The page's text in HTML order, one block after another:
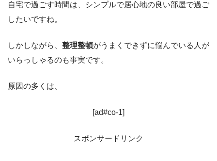
自宅で過ごす時間は、シンプルで居心地の良い部屋で過ご
したいですね。
しかしながら、 整理整頓がうまくできずに悩んでいる人が
いらっしゃるのも事実です。
原因の多くは、
[ad#co-1]
スポンサードリンク